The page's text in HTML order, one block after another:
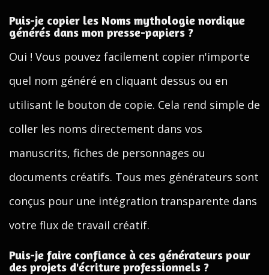
Puis-je copier les Noms mythologie nordique
générés dans mon presse-papiers ?
Oui ! Vous pouvez facilement copier n'importe
quel nom généré en cliquant dessus ou en
utilisant le bouton de copie. Cela rend simple de
coller les noms directement dans vos
manuscrits, fiches de personnages ou
documents créatifs. Tous mes générateurs sont
conçus pour une intégration transparente dans
votre flux de travail créatif.
Puis-je faire confiance à ces générateurs pour
des projets d'écriture professionnels ?